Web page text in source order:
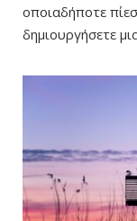
οποιαδήποτε
δημιουργήσετε